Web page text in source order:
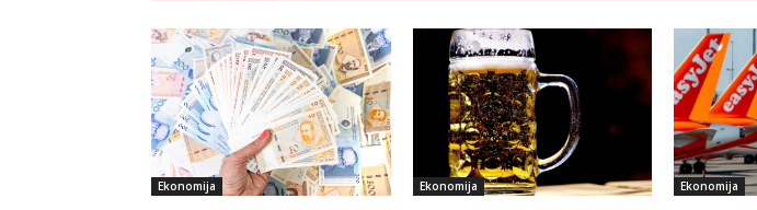
Ekonomija Ekonomija Ekonomija